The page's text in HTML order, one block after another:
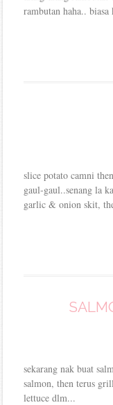
rambutan haha..
slice potato camni
gaul-gaul..senang la
garlic & onion skit,
sekarang nak buat
salmon, then terus
lettuce dlm...